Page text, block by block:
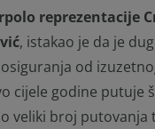
reprezentacije
, istakao je da je
od
cijele godine putuje
veliki broj putovanja